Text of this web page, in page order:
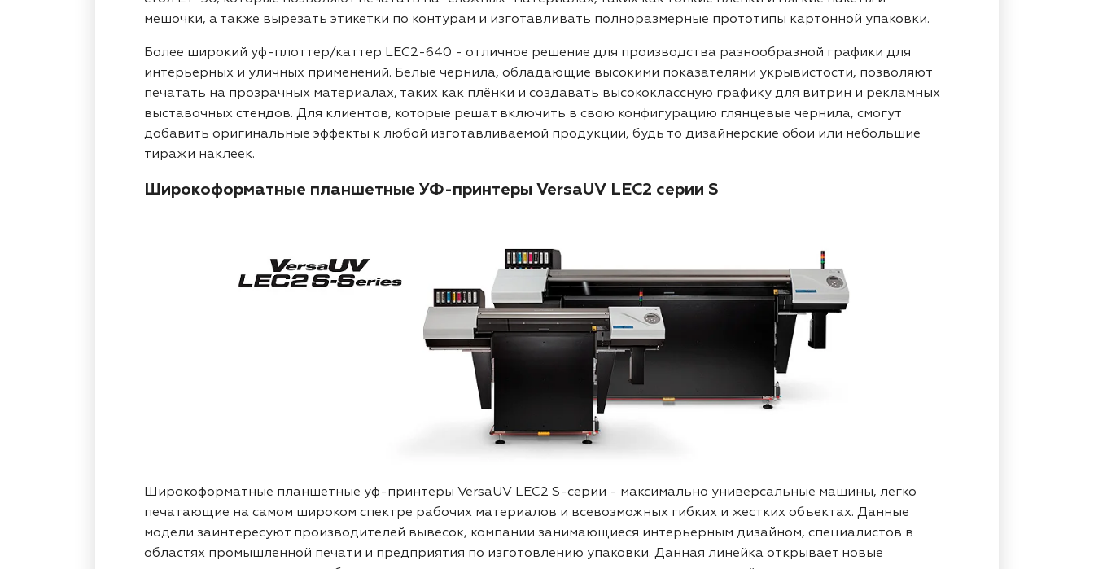
мешочки, а также вырезать этикетки по контурам и изготавливать полноразмерные прототипы картонной упаковки.
Более широкий уф-плоттер/каттер LEC2-640 - отличное решение для производства разнообразной графики для
интерьерных и уличных применений. Белые чернила, обладающие высокими показателями укрывистости, позволяют
печатать на прозрачных материалах, таких как плёнки и создавать высококлассную графику для витрин и рекламных
выставочных стендов. Для клиентов, которые решат включить в свою конфигурацию глянцевые чернила, смогут
добавить оригинальные эффекты к любой изготавливаемой продукции, будь то дизайнерские обои или небольшие
тиражи наклеек.
Широкоформатные планшетные УФ-принтеры VersaUV LEC2 серии S
Широкоформатные планшетные уф-принтеры VersaUV LEC2 S-серии - максимально универсальные машины, легко
печатающие на самом широком спектре рабочих материалов и всевозможных гибких и жестких объектах. Данные
модели заинтересуют производителей вывесок, компании занимающиеся интерьерным дизайном, специалистов в
областях промышленной печати и предприятия по изготовлению упаковки. Данная линейка открывает новые